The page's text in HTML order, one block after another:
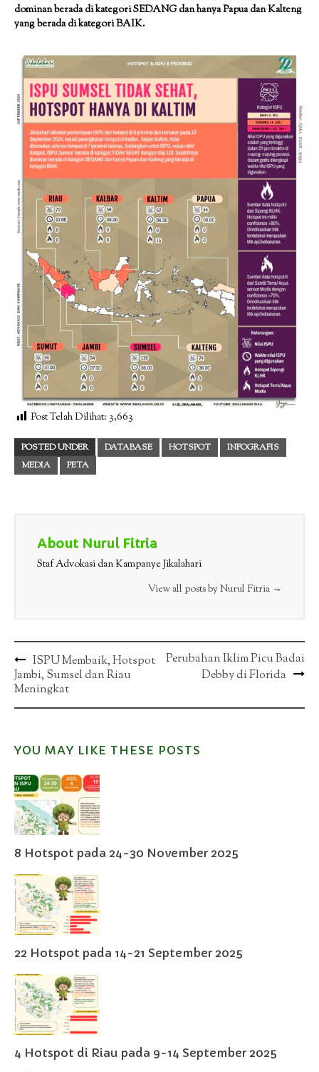
dominan berada di kategori SEDANG dan hanya Papua dan Kalteng
yang berada di kategori BAIK.
Post Telah Dilihat: 3,663
POSTED UNDER DATABASE HOTSPOT
INFOGRAFIS
MEDIA
PETA
About Nurul Fitria
Staf Advokasi dan Kampanye Jikalahari
View all posts by Nurul Fitria →
Post
navigation
ISPU Membaik, Hotspot
Jambi, Sumsel dan Riau
Meningkat
Perubahan Iklim Picu Badai
Debby di Florida
YOU MAY LIKE THESE POSTS
8 Hotspot pada 24-30 November 2025
22 Hotspot pada 14-21 September 2025
4 Hotspot di Riau pada 9-14 September 2025